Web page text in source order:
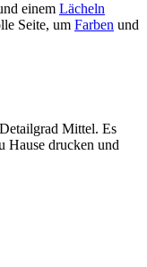
einem Lächeln
Seite, um Farben und
Mittel. Es
Hause drucken und